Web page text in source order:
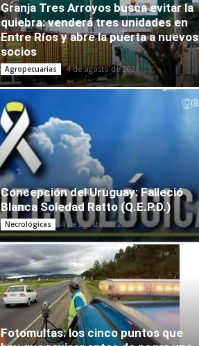
Granja Tres Arroyos busca evitar la
quiebra: venderá tres unidades en
Entre Ríos y abre la puerta a nuevos
socios
Agropecuarias 4 de agosto de 2026
Concepción del Uruguay: Falleció
Blanca Soledad Ratto (Q.E.P.D.)
Necrológicas 4 de agosto de 2026
Fotomultas: los cinco puntos que